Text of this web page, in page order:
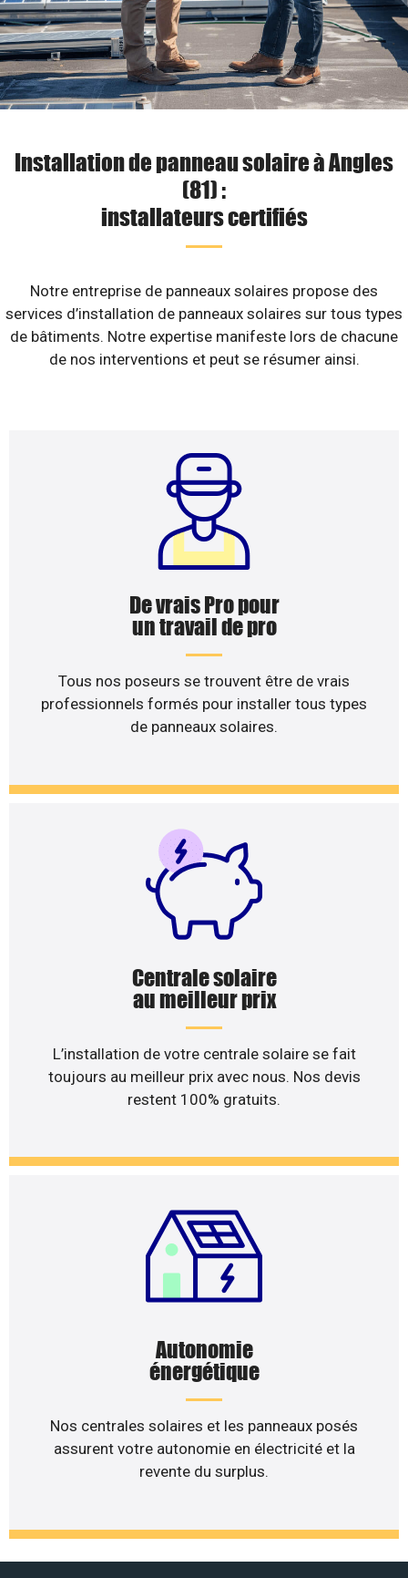
Installation de panneau solaire à Angles
(81) :
installateurs certifiés
Notre entreprise de panneaux solaires propose des
services d’installation de panneaux solaires sur tous types
de bâtiments. Notre expertise manifeste lors de chacune
de nos interventions et peut se résumer ainsi.
De vrais Pro pour
un travail de pro
Tous nos poseurs se trouvent être de vrais
professionnels formés pour installer tous types
de panneaux solaires.
Centrale solaire
au meilleur prix
L’installation de votre centrale solaire se fait
toujours au meilleur prix avec nous. Nos devis
restent 100% gratuits.
Autonomie
énergétique
Nos centrales solaires et les panneaux posés
assurent votre autonomie en électricité et la
revente du surplus.